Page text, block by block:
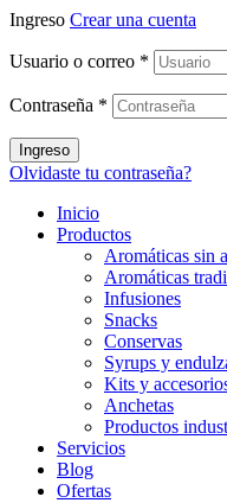
Ingreso Crear una cuenta
Usuario o correo *
Contraseña *
Ingreso
Olvidaste tu contraseña?
Inicio
Productos
Aromáticas sin
Aromáticas
Infusiones
Snacks
Conservas
Syrups y
Kits y
Anchetas
Productos
Servicios
Blog
Ofertas